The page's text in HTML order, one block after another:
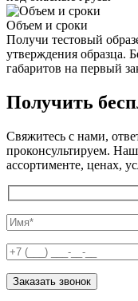
Объем и сроки
Получи тестовый
утверждения образца.
габаритов на первый
Получить
Свяжитесь с нами,
проконсультируем.
ассортименте, ценах,